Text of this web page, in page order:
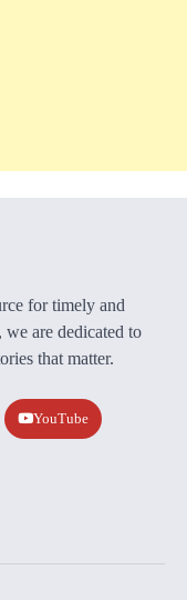
for timely and
are dedicated to
that matter.
YouTube